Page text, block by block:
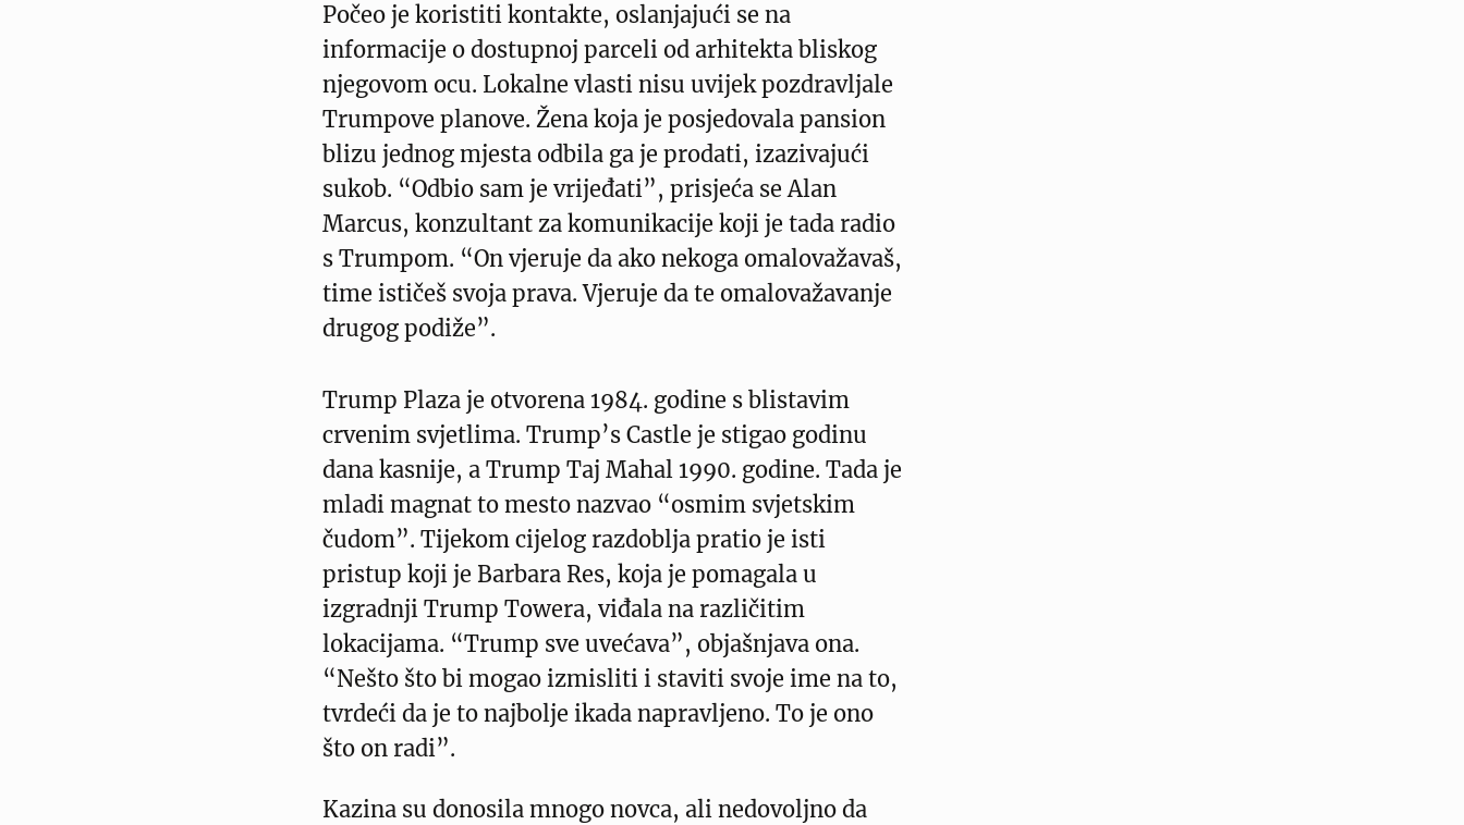
Počeo je koristiti kontakte, oslanjajući se na
informacije o dostupnoj parceli od arhitekta bliskog
njegovom ocu. Lokalne vlasti nisu uvijek pozdravljale
Trumpove planove. Žena koja je posjedovala pansion
blizu jednog mjesta odbila ga je prodati, izazivajući
sukob. “Odbio sam je vrijeđati”, prisjeća se Alan
Marcus, konzultant za komunikacije koji je tada radio
s Trumpom. “On vjeruje da ako nekoga omalovažavaš,
time ističeš svoja prava. Vjeruje da te omalovažavanje
drugog podiže”.
Trump Plaza je otvorena 1984. godine s blistavim
crvenim svjetlima. Trump’s Castle je stigao godinu
dana kasnije, a Trump Taj Mahal 1990. godine. Tada je
mladi magnat to mesto nazvao “osmim svjetskim
čudom”. Tijekom cijelog razdoblja pratio je isti
pristup koji je Barbara Res, koja je pomagala u
izgradnji Trump Towera, viđala na različitim
lokacijama. “Trump sve uvećava”, objašnjava ona.
“Nešto što bi mogao izmisliti i staviti svoje ime na to,
tvrdeći da je to najbolje ikada napravljeno. To je ono
što on radi”.
Kazina su donosila mnogo novca, ali nedovoljno da